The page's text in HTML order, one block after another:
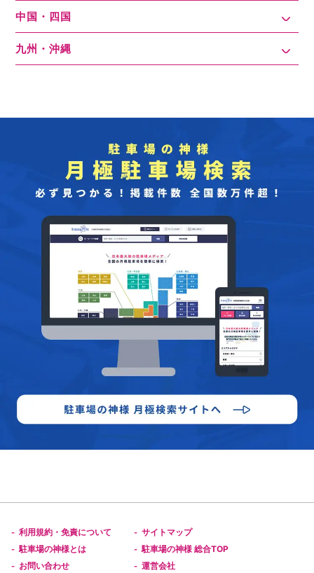
中国・四国
九州・沖縄
- 利用規約・免責について - サイトマップ
- 駐車場の神様とは - 駐車場の神様 総合TOP
- お問い合わせ - 運営会社